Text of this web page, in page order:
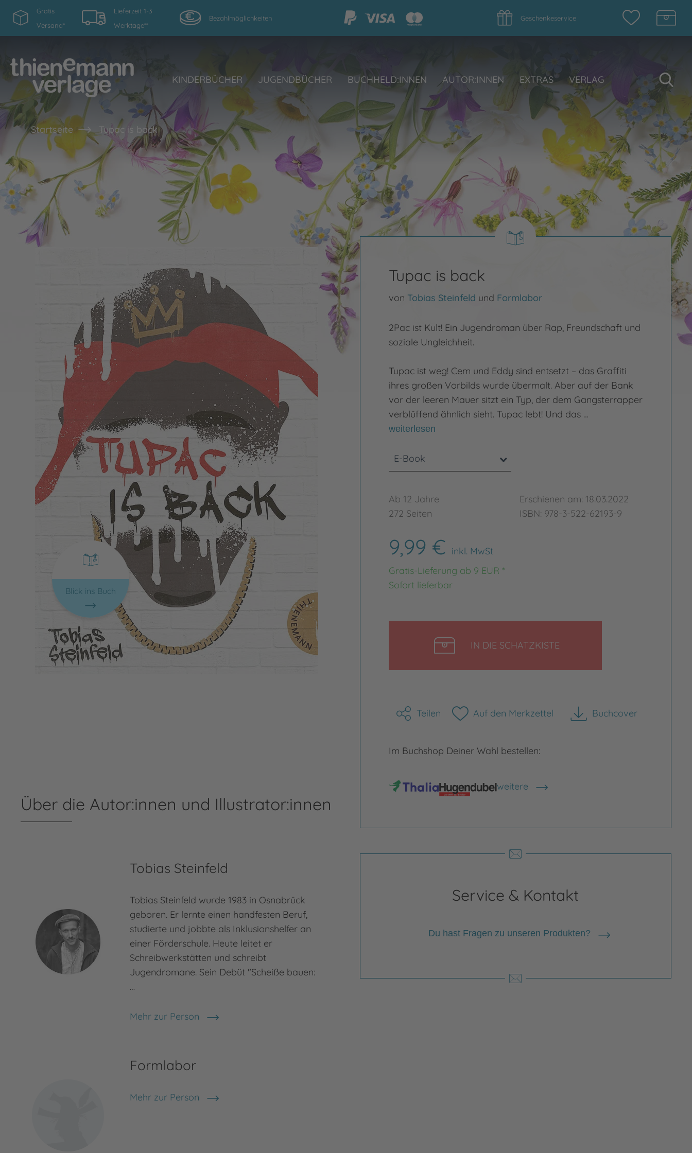
Gratis
Versand*
Lieferzeit 1-3
Werktage**
Bezahlmöglichkeiten Geschenkeservice
KINDERBÜCHER JUGENDBÜCHER BUCHHELD:INNEN AUTOR:INNEN EXTRAS VERLAG
Startseite Tupac is back
Blick ins Buch
Tupac is back
von Tobias Steinfeld und Formlabor
2Pac ist Kult! Ein Jugendroman über Rap, Freundschaft und
soziale Ungleichheit.
Tupac ist weg! Cem und Eddy sind entsetzt – das Graffiti
ihres großen Vorbilds wurde übermalt. Aber auf der Bank
vor der leeren Mauer sitzt ein Typ, der dem Gangsterrapper
verblüffend ähnlich sieht. Tupac lebt! Und das …
weiterlesen
E-Book
Ab 12 Jahre
272 Seiten
Erschienen am: 18.03.2022
ISBN: 978-3-522-62193-9
9,99 € inkl. MwSt
Gratis-Lieferung ab 9 EUR *
Sofort lieferbar
IN DIE SCHATZKISTE
Teilen Auf den Merkzettel Buchcover
herunterladen
Im Buchshop Deiner Wahl bestellen:
weitere
Shops anzeigen
Service & Kontakt
Du hast Fragen zu unseren Produkten?
Über die Autor:innen und Illustrator:innen
Tobias Steinfeld
Tobias Steinfeld wurde 1983 in Osnabrück
geboren. Er lernte einen handfesten Beruf,
studierte und jobbte als Inklusionshelfer an
einer Förderschule. Heute leitet er
Schreibwerkstätten und schreibt
Jugendromane. Sein Debüt "Scheiße bauen:
…
Mehr zur Person
Tobias Steinfeld
Formlabor
Mehr zur Person
Formlabor